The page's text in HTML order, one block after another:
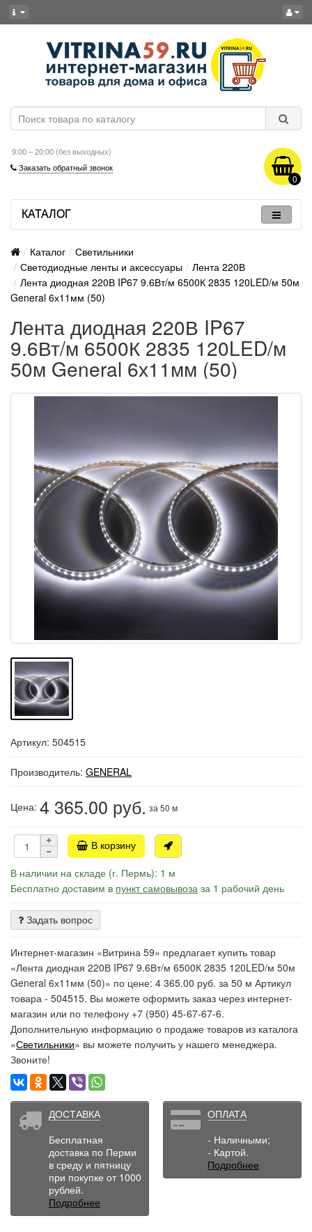
9:00 – 20:00 (без выходных)
Заказать обратный звонок
0
КАТАЛОГ
Каталог
Светильники
Светодиодные ленты и аксессуары
Лента 220В
Лента диодная 220В IP67 9.6Вт/м 6500К 2835 120LED/м 50м
General 6х11мм (50)
Лента диодная 220В IP67
9.6Вт/м 6500К 2835 120LED/м
50м General 6х11мм (50)
Артикул: 504515
Производитель: GENERAL
Цена: 4 365.00 руб. за 50 м
В корзину
В наличии на складе (г. Пермь): 1 м
Бесплатно доставим в пункт самовывоза за 1 рабочий день
Задать вопрос
Интернет-магазин «Витрина 59» предлагает купить товар
«Лента диодная 220В IP67 9.6Вт/м 6500К 2835 120LED/м 50м
General 6х11мм (50)» по цене: 4 365.00 руб. за 50 м Артикул
товара - 504515. Вы можете оформить заказ через интернет-
магазин или по телефону +7 (950) 45-67-67-6.
Дополнительную информацию о продаже товаров из каталога
«Светильники» вы можете получить у нашего менеджера.
Звоните!
ДОСТАВКА
Бесплатная
доставка по Перми
в среду и пятницу
при покупке от 1000
рублей.
Подробнее
ОПЛАТА
- Наличными;
- Картой.
Подробнее